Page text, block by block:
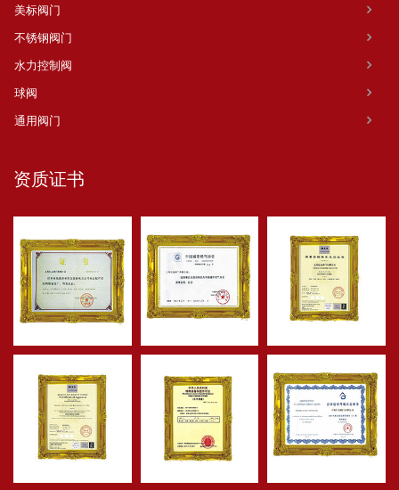
美标阀门
不锈钢阀门
水力控制阀
球阀
通用阀门
资质证书